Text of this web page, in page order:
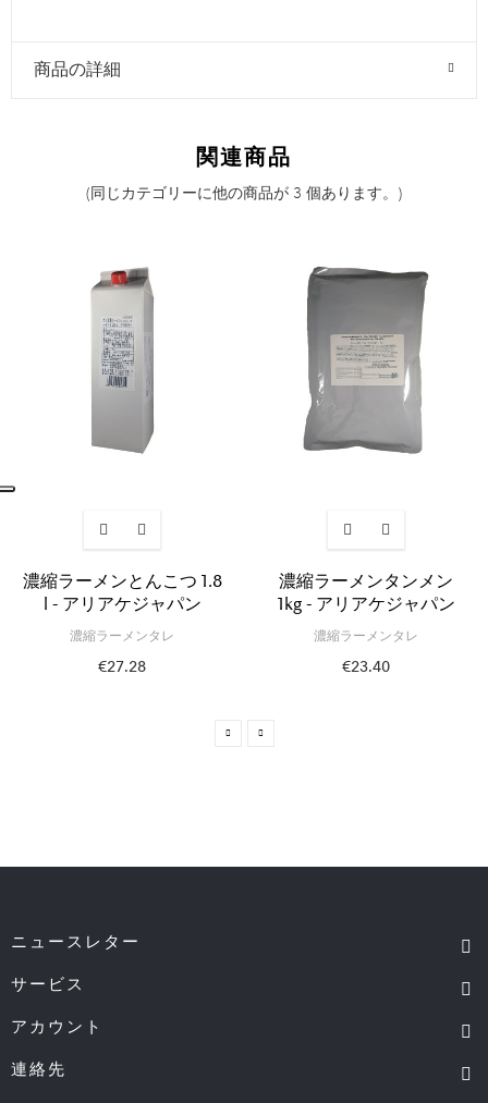
商品の詳細
関連商品
(同じカテゴリーに他の商品が 3 個あります。)
濃縮ラーメンとんこつ 1.8
l - アリアケジャパン
濃縮ラーメンタレ
€27.28
濃縮ラーメンタンメン
1kg - アリアケジャパン
濃縮ラーメンタレ
€23.40
ニュースレター
サービス
アカウント
連絡先